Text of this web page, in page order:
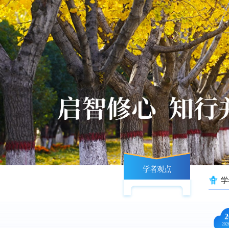
学者观点